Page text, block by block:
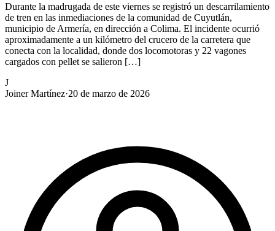
Durante la madrugada de este viernes se registró un descarrilamiento
de tren en las inmediaciones de la comunidad de Cuyutlán,
municipio de Armería, en dirección a Colima. El incidente ocurrió
aproximadamente a un kilómetro del crucero de la carretera que
conecta con la localidad, donde dos locomotoras y 22 vagones
cargados con pellet se salieron […]
J
Joiner Martínez·20 de marzo de 2026